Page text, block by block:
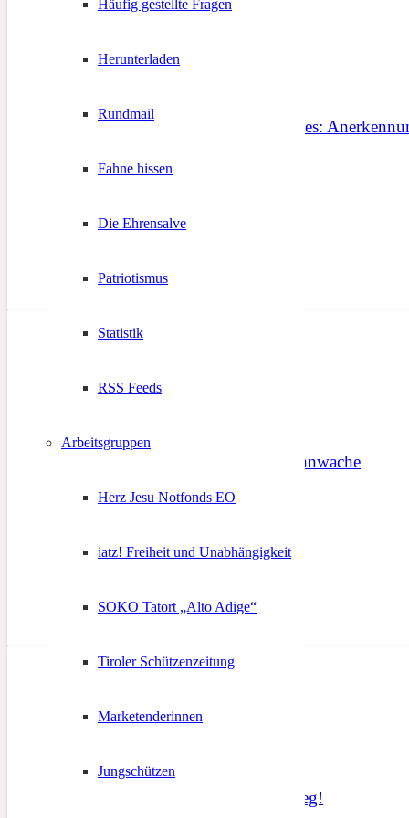
Häufig gestellte Fragen
Herunterladen
Rundmail
Fahne hissen
Die Ehrensalve
Patriotismus
Statistik
RSS Feeds
Arbeitsgruppen
Herz Jesu Notfonds EO
iatz! Freiheit und Unabhängigkeit
SOKO Tatort „Alto Adige“
Tiroler Schützenzeitung
Marketenderinnen
Jungschützen
Zum Tag des Ehrenamtes:
5. Dezember 2025
Ehrenamt in Not – Mahnwache
5. Dezember 2021
Wo ein Wille, da ein Weg!